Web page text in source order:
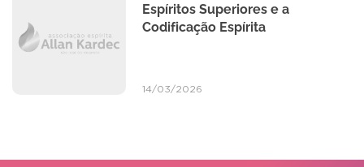
Espíritos Superiores e a
Codificação Espírita
14/03/2026